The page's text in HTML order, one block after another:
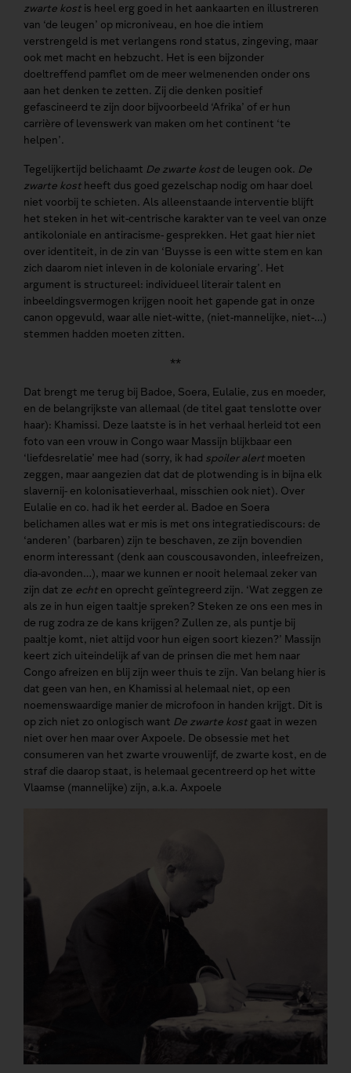
zwarte kost is heel erg goed in het aankaarten en illustreren
van ‘de leugen’ op microniveau, en hoe die intiem
verstrengeld is met verlangens rond status, zingeving, maar
ook met macht en hebzucht. Het is een bijzonder
doeltreffend pamflet om de meer welmenenden onder ons
aan het denken te zetten. Zij die denken positief
gefascineerd te zijn door bijvoorbeeld ‘Afrika’ of er hun
carrière of levenswerk van maken om het continent ‘te
helpen’.
Tegelijkertijd belichaamt De zwarte kost de leugen ook. De
zwarte kost heeft dus goed gezelschap nodig om haar doel
niet voorbij te schieten. Als alleenstaande interventie blijft
het steken in het wit-centrische karakter van te veel van onze
antikoloniale en antiracisme- gesprekken. Het gaat hier niet
over identiteit, in de zin van ‘Buysse is een witte stem en kan
zich daarom niet inleven in de koloniale ervaring’. Het
argument is structureel: individueel literair talent en
inbeeldingsvermogen krijgen nooit het gapende gat in onze
canon opgevuld, waar alle niet-witte, (niet-mannelijke, niet-…)
stemmen hadden moeten zitten.
**
Dat brengt me terug bij Badoe, Soera, Eulalie, zus en moeder,
en de belangrijkste van allemaal (de titel gaat tenslotte over
haar): Khamissi. Deze laatste is in het verhaal herleid tot een
foto van een vrouw in Congo waar Massijn blijkbaar een
‘liefdesrelatie’ mee had (sorry, ik had spoiler alert moeten
zeggen, maar aangezien dat dat de plotwending is in bijna elk
slavernij- en kolonisatieverhaal, misschien ook niet). Over
Eulalie en co. had ik het eerder al. Badoe en Soera
belichamen alles wat er mis is met ons integratiediscours: de
‘anderen’ (barbaren) zijn te beschaven, ze zijn bovendien
enorm interessant (denk aan couscousavonden, inleefreizen,
dia-avonden…), maar we kunnen er nooit helemaal zeker van
zijn dat ze echt en oprecht geïntegreerd zijn. ‘Wat zeggen ze
als ze in hun eigen taaltje spreken? Steken ze ons een mes in
de rug zodra ze de kans krijgen? Zullen ze, als puntje bij
paaltje komt, niet altijd voor hun eigen soort kiezen?’ Massijn
keert zich uiteindelijk af van de prinsen die met hem naar
Congo afreizen en blij zijn weer thuis te zijn. Van belang hier is
dat geen van hen, en Khamissi al helemaal niet, op een
noemenswaardige manier de microfoon in handen krijgt. Dit is
op zich niet zo onlogisch want De zwarte kost gaat in wezen
niet over hen maar over Axpoele. De obsessie met het
consumeren van het zwarte vrouwenlijf, de zwarte kost, en de
straf die daarop staat, is helemaal gecentreerd op het witte
Vlaamse (mannelijke) zijn, a.k.a. Axpoele